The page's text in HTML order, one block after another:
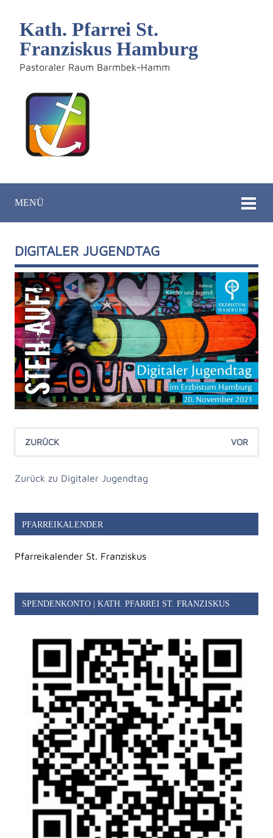
Kath. Pfarrei St.
Franziskus Hamburg
Pastoraler Raum Barmbek-Hamm
MENÜ
DIGITALER JUGENDTAG
ZURÜCK VOR
Zurück zu Digitaler Jugendtag
PFARREIKALENDER
Pfarreikalender St. Franziskus
SPENDENKONTO | KATH. PFARREI ST. FRANZISKUS